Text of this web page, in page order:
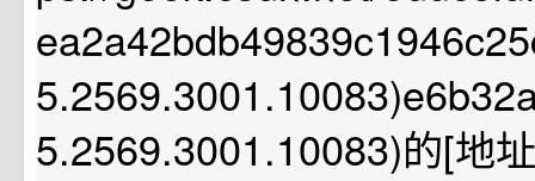
5.2569.3001.10083)的[地